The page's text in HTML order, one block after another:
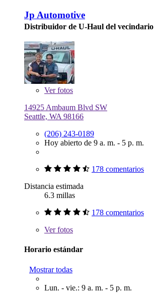
Jp Automotive
Distribuidor de U-Haul del vecindario
Verfotos
14925 Ambaum Blvd SW
Seattle, WA 98166
(206) 243-0189
Hoy abierto de 9 a. m. - 5 p. m.
178 comentarios
Distancia estimada
6.3 millas
178 comentarios
Verfotos
Horario estándar
Mostrar todas
Lun. - vie.: 9 a. m. - 5 p. m.